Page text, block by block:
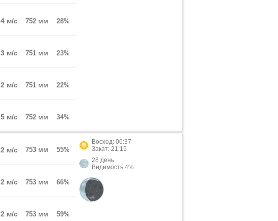
4 м/с 752 мм 28%
3 м/с 751 мм 23%
2 м/с 751 мм 22%
5 м/с 752 мм 34%
2 м/с 753 мм 55%
2 м/с 753 мм 66%
2 м/с 753 мм 59%
Восход: 06:37
Закат: 21:15
28 день
Видимость 4%